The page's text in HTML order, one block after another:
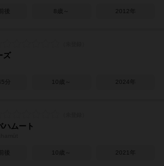
後 8歳～ 2012年
ズ
分 10歳～ 2024年
ハムート
後 10歳～ 2021年